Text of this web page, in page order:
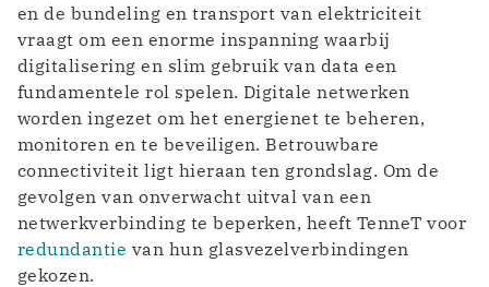
en de bundeling en transport van elektriciteit
vraagt om een enorme inspanning waarbij
digitalisering en slim gebruik van data een
fundamentele rol spelen. Digitale netwerken
worden ingezet om het energienet te beheren,
monitoren en te beveiligen. Betrouwbare
connectiviteit ligt hieraan ten grondslag. Om de
gevolgen van onverwacht uitval van een
netwerkverbinding te beperken, heeft TenneT voor
redundantie van hun glasvezelverbindingen
gekozen.